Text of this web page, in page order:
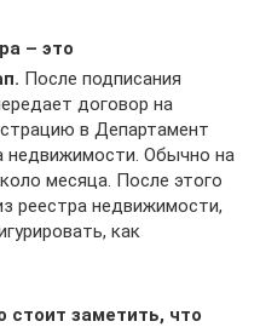
– это
После подписания
договор на
в Департамент
недвижимости. Обычно на
месяца. После этого
реестра недвижимости,
как
заметить, что